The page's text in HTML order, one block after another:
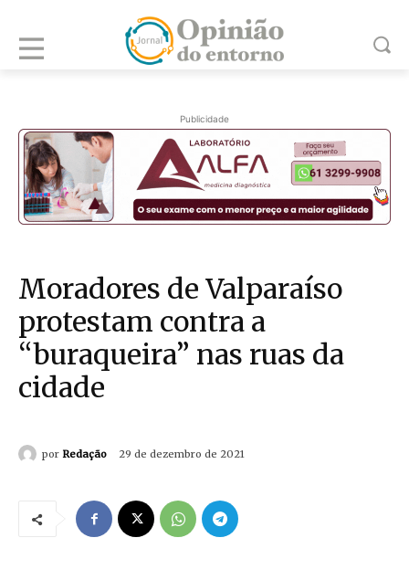
Publicidade
Moradores de Valparaíso
protestam contra a
“buraqueira” nas ruas da
cidade
por Redação 29 de dezembro de 2021